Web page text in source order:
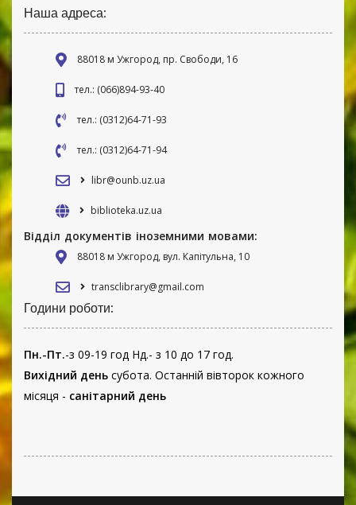
Наша адреса:
88018 м Ужгород, пр. Свободи, 16
тел.: (066)894-93-40
тел.: (0312)64-71-93
тел.: (0312)64-71-94
libr@ounb.uz.ua
biblioteka.uz.ua
Відділ документів іноземними мовами:
88018 м Ужгород, вул. Капітульна, 10
transclibrary@gmail.com
Години роботи:
Пн.-Пт.-з 09-19 год Нд.- з 10 до 17 год.
Вихідний день субота. Останній вівторок кожного
місяця - санітарний день